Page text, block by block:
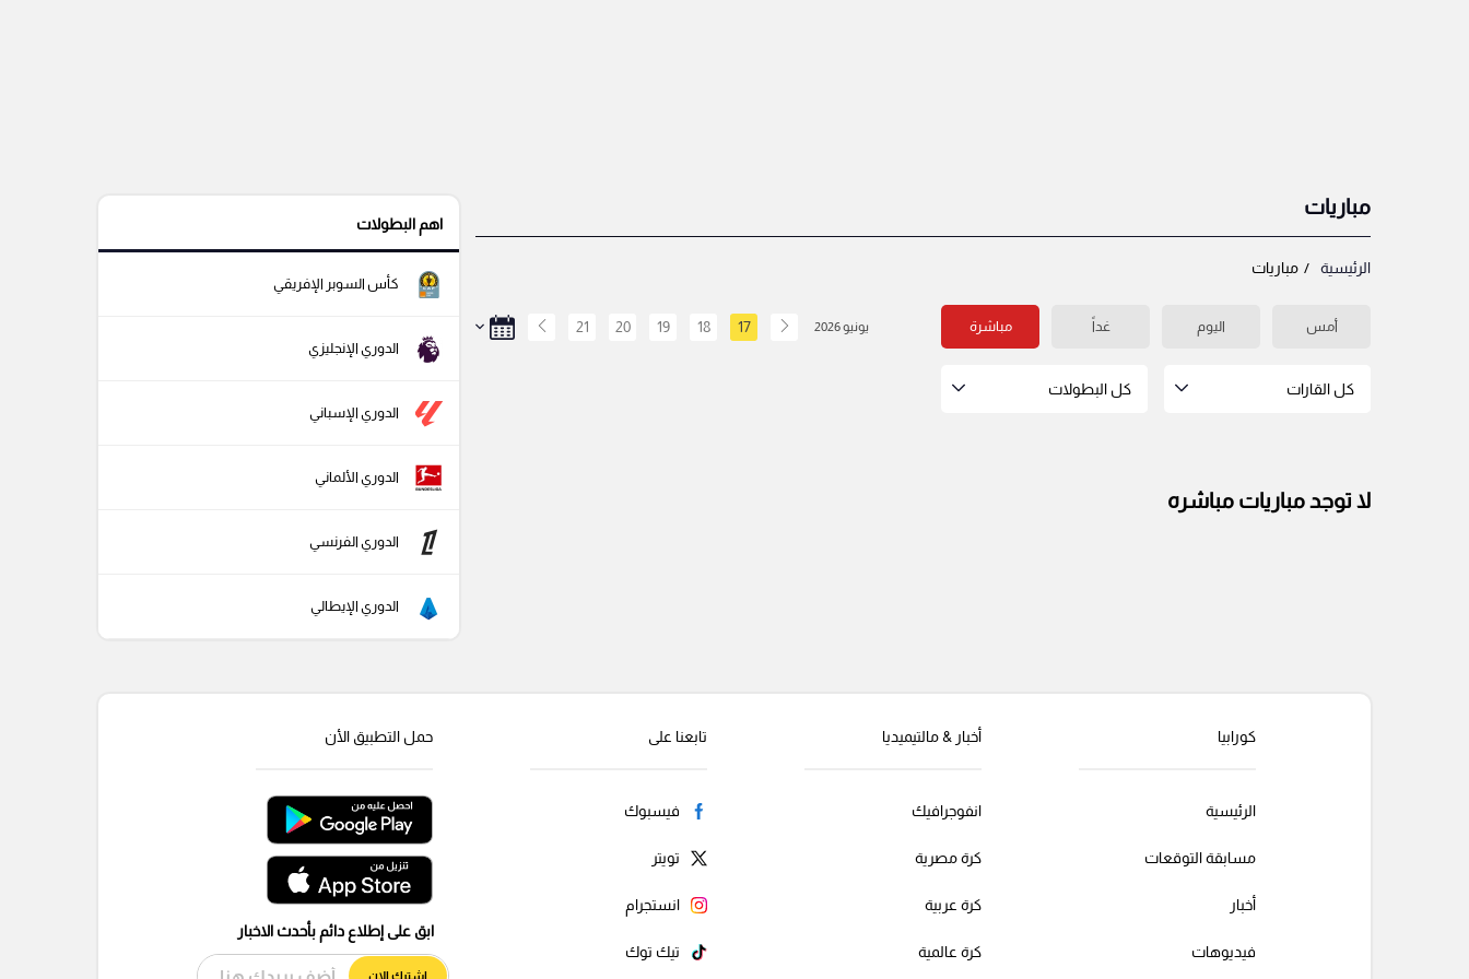
مباريات
الرئيسية مباريات
أمس اليوم غداً مباشرة يونيو 2026 17
18
19
20
21
كل القارات كل البطولات
لا توجد مباريات مباشره
اهم البطولات
كأس السوبر الإفريقي
الدوري الإنجليزي
الدوري الإسباني
الدوري الألماني
الدوري الفرنسي
الدوري الإيطالي
كورابيا
الرئيسية
مسابقة التوقعات
أخبار
فيديوهات
أخبار & مالتيميديا
انفوجرافيك
كرة مصرية
كرة عربية
كرة عالمية
تابعنا على
فيسبوك
تويتر
انستجرام
تيك توك
حمل التطبيق الأن
ابق على إطلاع دائم بأحدث الاخبار
اشترك الان